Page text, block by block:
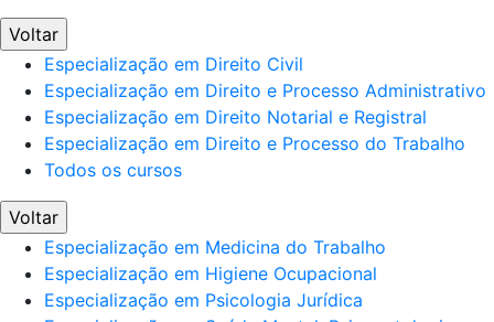
Voltar
Especialização em Direito Civil
Especialização em Direito e Processo Administrativo
Especialização em Direito Notarial e Registral
Especialização em Direito e Processo do Trabalho
Todos os cursos
Voltar
Especialização em Medicina do Trabalho
Especialização em Higiene Ocupacional
Especialização em Psicologia Jurídica